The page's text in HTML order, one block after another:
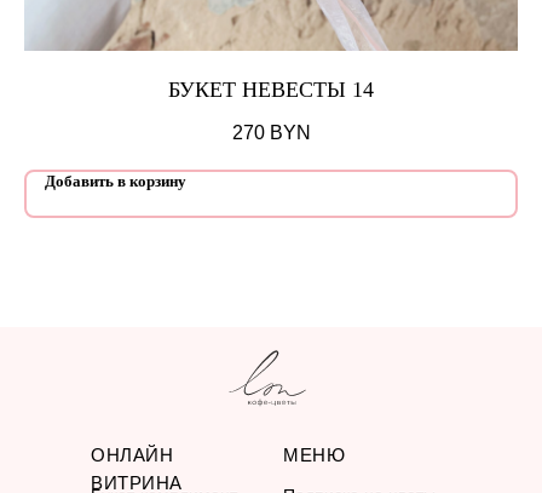
БУКЕТ НЕВЕСТЫ 14
270 BYN
Добавить в корзину
ОНЛАЙН
ВИТРИНА
МЕНЮ